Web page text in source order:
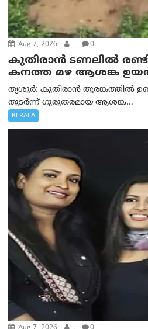
Aug 7, 2026 . 0
കുതിരാൻ ടണലിൽ
കനത്ത മഴ ആശങ്ക
തൃശൂർ: കുതിരാൻ തുരങ്കത്തിൽ
തുടർന്ന് ഗുരുതരമായ ആശങ്ക...
KERALA